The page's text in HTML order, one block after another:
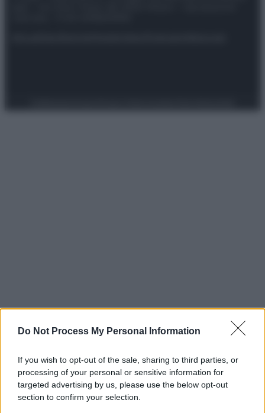
Do Not Process My Personal Information
If you wish to opt-out of the sale, sharing to third parties, or
processing of your personal or sensitive information for
targeted advertising by us, please use the below opt-out
section to confirm your selection.